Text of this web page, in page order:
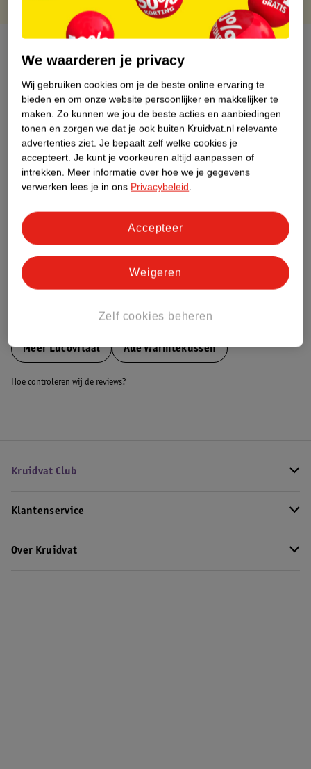
Productinformatie
Etiketinformatie
Nature Impact Score
Dit product heeft (nog) geen Nature
Impact Score.
Meer informatie
Bestel & Bezorginformatie
MeerLucovitaal Alle Warmtekussen
Hoe controleren wij de reviews?
Kruidvat Club
Klantenservice
Over Kruidvat
We waarderen je privacy
Wij gebruiken cookies om je de beste online ervaring te
bieden en om onze website persoonlijker en makkelijker te
maken. Zo kunnen we jou de beste acties en aanbiedingen
tonen en zorgen we dat je ook buiten Kruidvat.nl relevante
advertenties ziet. Je bepaalt zelf welke cookies je
accepteert. Je kunt je voorkeuren altijd aanpassen of
intrekken. Meer informatie over hoe we je gegevens
verwerken lees je in ons Privacybeleid.
Zelf cookies beheren
Weigeren
Accepteer